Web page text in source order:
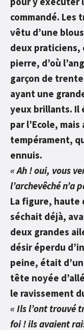
commandé.
vêtu d’une
deux praticiens,
pierre, d’où
garçon de
ayant une
yeux brillants. Il
par l’Ecole,
tempérament,
ennuis.
« Ah ! oui, vous
l’archevêché n’a
La figure, haute
séchait déjà,
deux grandes
désir éperdu
peine, était
tête noyée
le ravissement
« Ils l’ont trouvé
foi ! ils avaient